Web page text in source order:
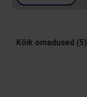
Kõik omadused (5)